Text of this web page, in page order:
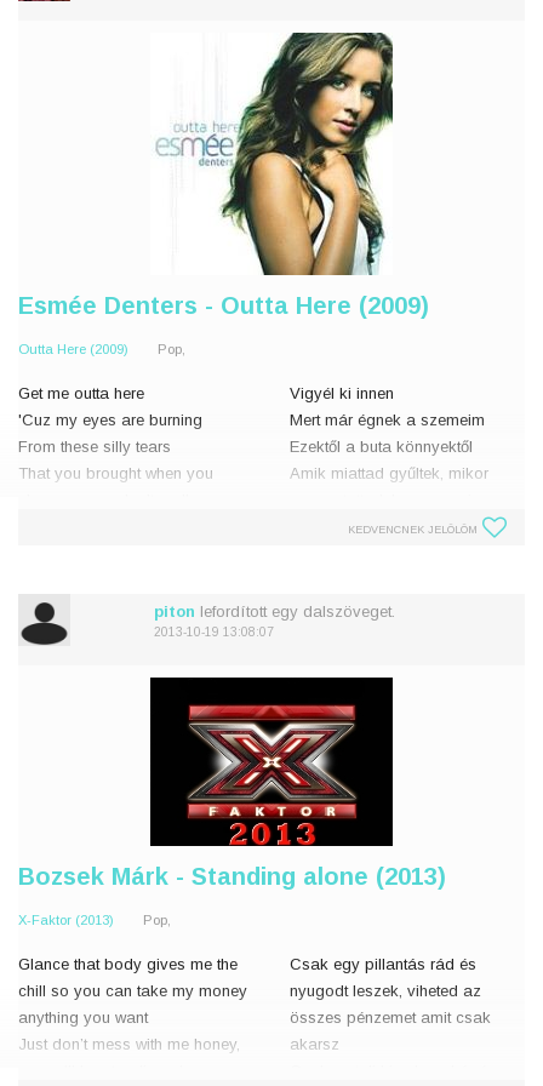
Esmée Denters - Outta Here (2009)
Outta Here (2009) Pop,
Get me outta here
'Cuz my eyes are burning
From these silly tears
That you brought when you
It's
Vigyél ki innen
Mert már égnek a szemeim
Ezektől a buta könnyektől
Amik miattad gyűltek, mikor
érdekellek igazán
KEDVENCNEK JELÖLÖM
piton lefordított egy dalszöveget.
2013-10-19 13:08:07
Bozsek Márk - Standing alone (2013)
X-Faktor (2013) Pop,
Glance that body gives me the
chill so you can take my money
anything you want
Just don’t mess with me honey,
Csak egy pillantás rád és
nyugodt leszek, viheted az
összes pénzemet amit csak
akarsz